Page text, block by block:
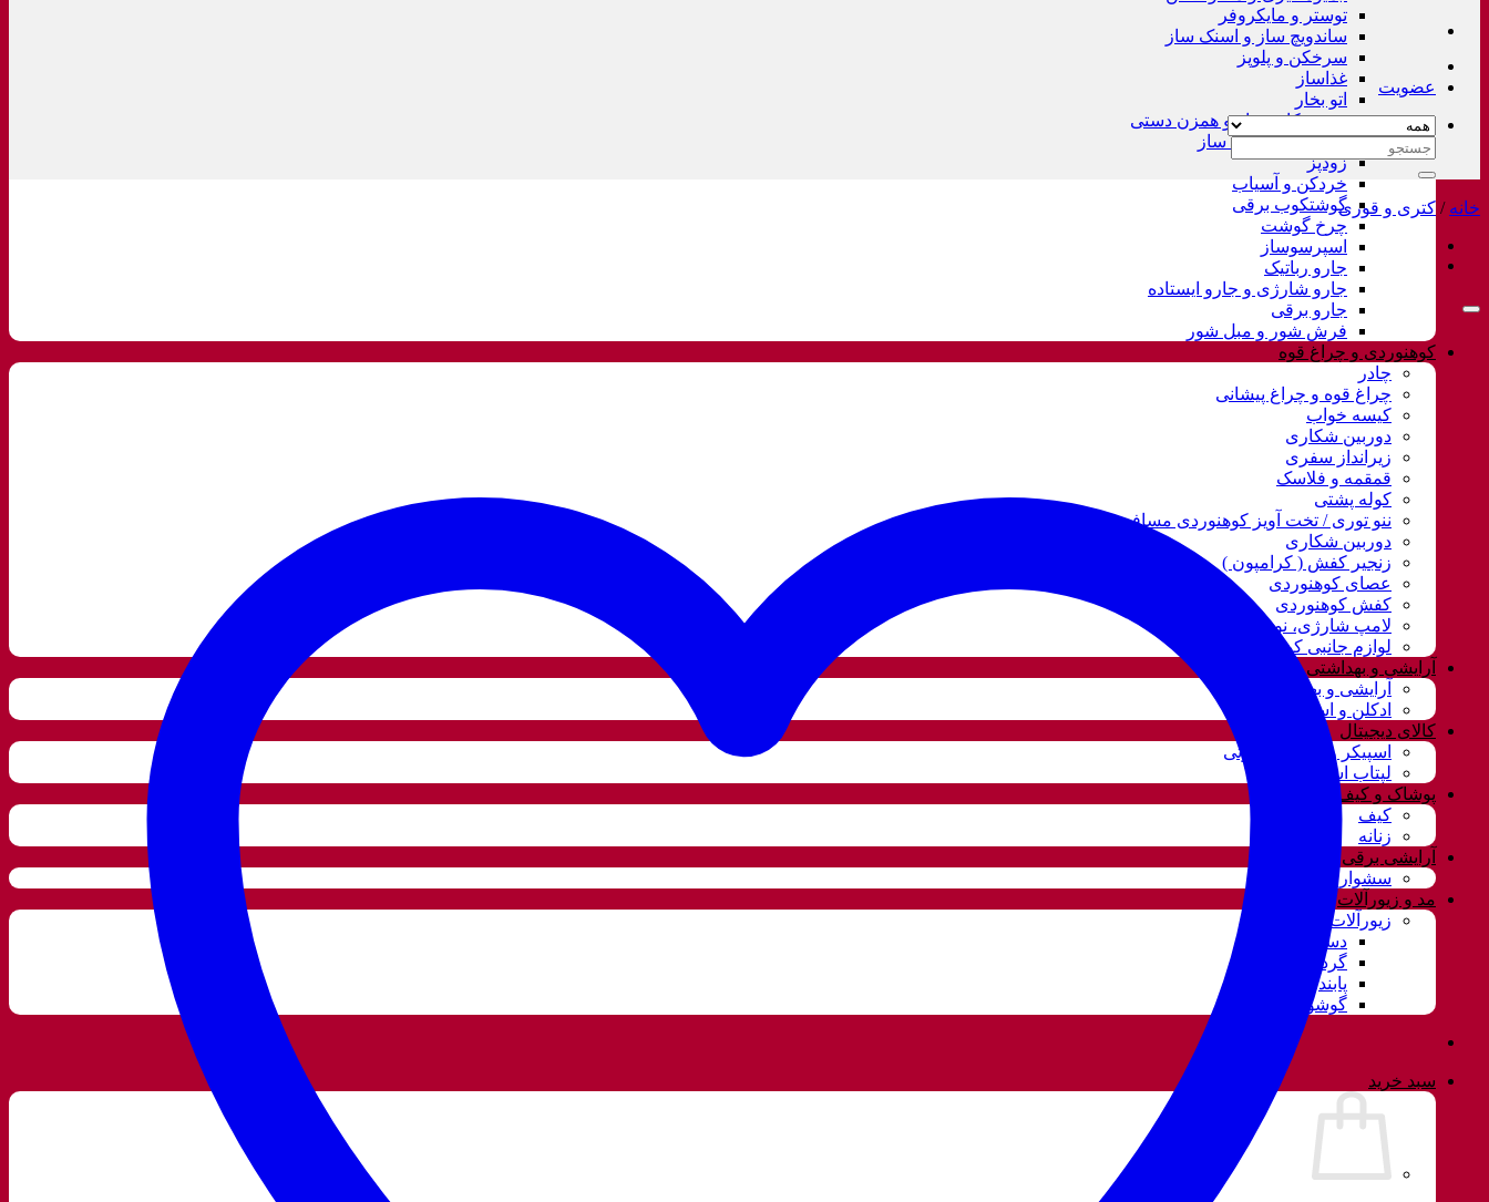
توستر و مایکروفر
ساندویچ ساز و اسنک ساز
سرخکن و پلوپز
غذاساز
اتو بخار
همزن کاسه دار و همزن دستی
چای ساز و قهوه ساز
زودپز
خردکن و آسیاب
گوشتکوب برقی
چرخ گوشت
اسپرسوساز
جارو رباتیک
جارو شارژی و جارو ایستاده
جارو برقی
فرش شور و مبل شور
کوهنوردی و چراغ قوه
چادر
چراغ قوه و چراغ پیشانی
کیسه خواب
دوربین شکاری
زیرانداز سفری
قمقمه و فلاسک
کوله پشتی
ننو توری / تخت آویز کوهنوردی مسافرتی
دوربین شکاری
زنجیر کفش ( کرامپون )
عصای کوهنوردی
کفش کوهنوردی
لامپ شارژی، نور و روشنایی
لوازم جانبی کوهنوردی
آرایشی و بهداشتی
آرایشی و بهداشتی
ادکلن و اسپری
کالای دیجیتال
اسپیکر و سیستم صوتی
لپتاب استوک
پوشاک و کیف
کیف
زنانه
آرایشی برقی
سشوار
مد و زیورآلات
زیورآلات و بدلیجات
دستبند
گردنبند و ست
پابند
گوشواره
سبد خرید
عضویت
جستجو
خانه / کتری و قوری